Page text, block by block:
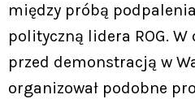
między próbą
polityczną lidera ROG.
przed demonstracją w
organizował podobne